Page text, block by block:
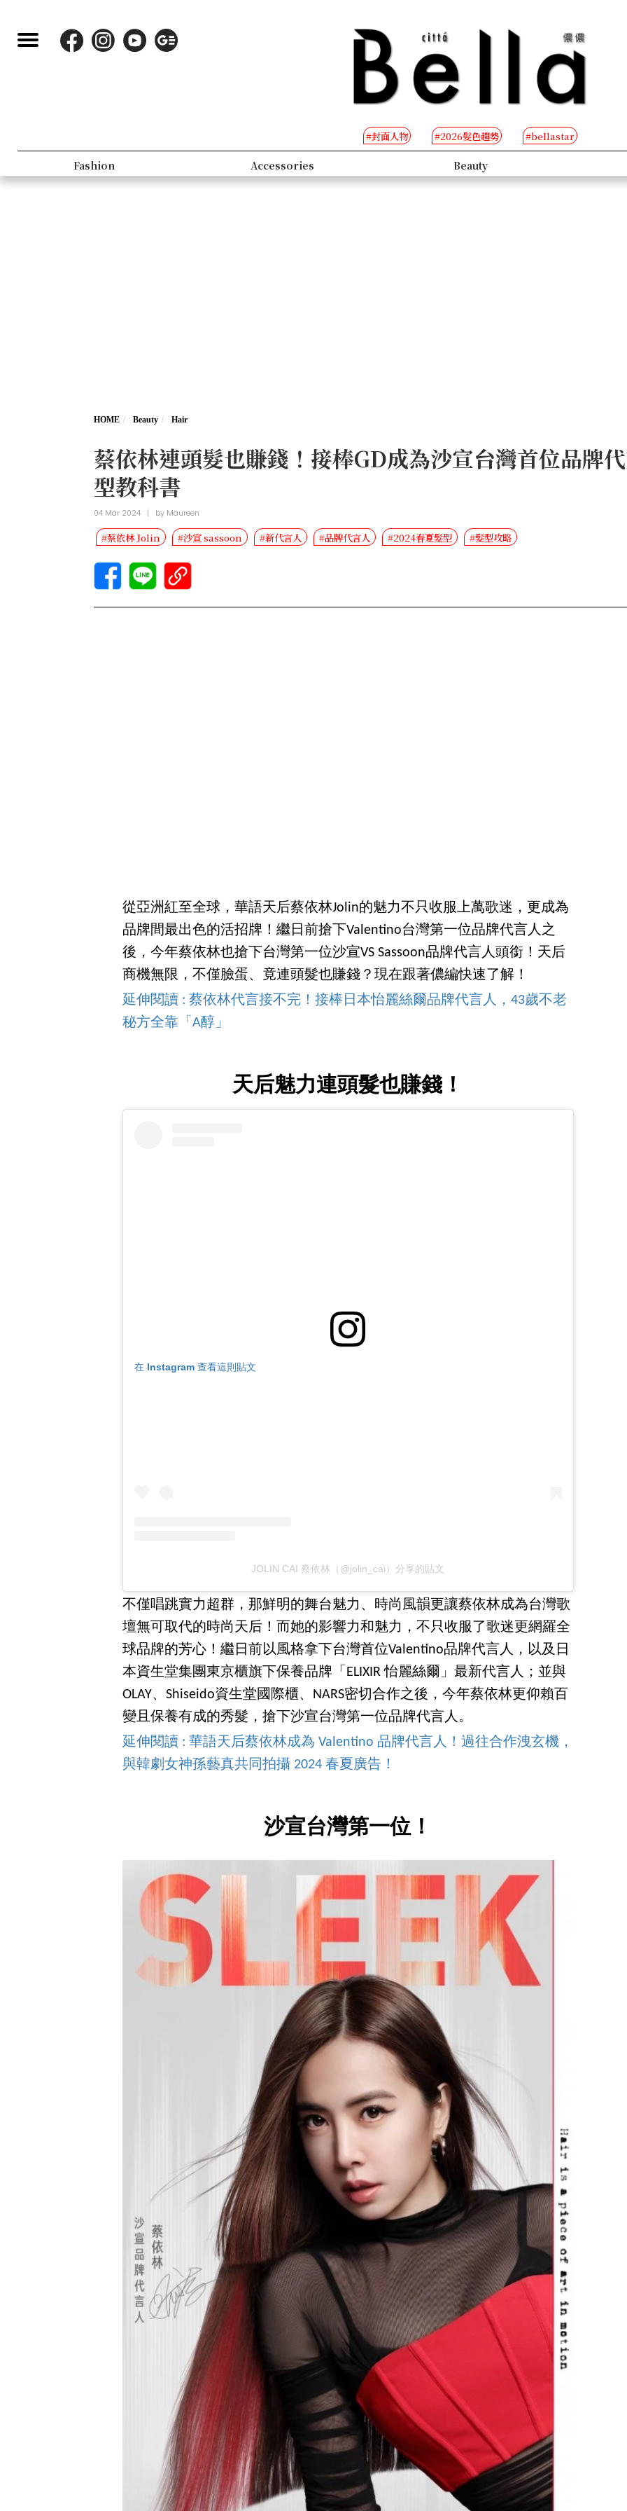
#封面人物 #2026髮色趨勢 #bellastar
Fashion Accessories Beauty
HOME Beauty Hair
蔡依林連頭髮也賺錢！接棒GD成為沙宣台灣首位品牌
型教科書
04 Mar 2024 | by Maureen
#蔡依林 Jolin #沙宣 sassoon #新代言人 #品牌代言人 #2024春夏髮型 #髮型攻略
從亞洲紅至全球，華語天后蔡依林Jolin的魅力不只收服上萬歌迷，更成為
品牌間最出色的活招牌！繼日前搶下Valentino台灣第一位品牌代言人之
後，今年蔡依林也搶下台灣第一位沙宣VS Sassoon品牌代言人頭銜！天后
商機無限，不僅臉蛋、竟連頭髮也賺錢？現在跟著儂編快速了解！
延伸閱讀 : 蔡依林代言接不完！接棒日本怡麗絲爾品牌代言人，43歲不老
秘方全靠「A醇」
天后魅力連頭髮也賺錢！
在 Instagram 查看這則貼文
JOLIN CAI 蔡依林（@jolin_cai）分享的貼文
不僅唱跳實力超群，那鮮明的舞台魅力、時尚風韻更讓蔡依林成為台灣歌
壇無可取代的時尚天后！而她的影響力和魅力，不只收服了歌迷更網羅全
球品牌的芳心！繼日前以風格拿下台灣首位Valentino品牌代言人，以及日
本資生堂集團東京櫃旗下保養品牌「ELIXIR 怡麗絲爾」最新代言人；並與
OLAY、Shiseido資生堂國際櫃、NARS密切合作之後，今年蔡依林更仰賴百
變且保養有成的秀髮，搶下沙宣台灣第一位品牌代言人。
延伸閱讀 : 華語天后蔡依林成為 Valentino 品牌代言人！過往合作洩玄機，
與韓劇女神孫藝真共同拍攝 2024 春夏廣告！
沙宣台灣第一位！